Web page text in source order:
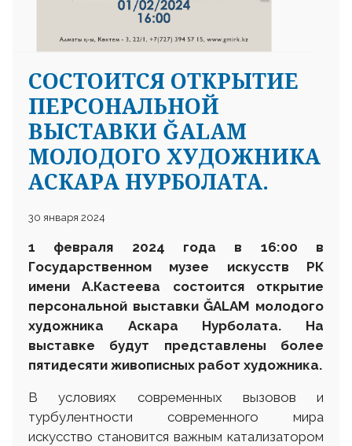
СОСТОИТСЯ ОТКРЫТИЕ
ПЕРСОНАЛЬНОЙ
ВЫСТАВКИ ĞALAM
МОЛОДОГО ХУДОЖНИКА
АСКАРА НУРБОЛАТА.
30 января 2024
1 февраля 2024 года в 16:00 в
Государственном музее искусств РК
имени А.Кастеева состоится открытие
персональной выставкиĞALAM молодого
художника Аскара Нурболата. На
выставке
будут представлены более
пятидесяти живописных работ художника.
В условиях современных вызовов и
турбулентности современного мира
искусство становится важным катализатором